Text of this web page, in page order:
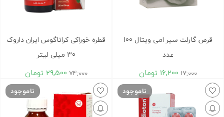
قرص گارلت سیر امی ویتال 100
عدد
17,000
16,200 تومان
قطره خوراکی کراتاگوس ایران داروک
30 میلی لیتر
74,000
29,500 تومان
ناموجود ناموجود